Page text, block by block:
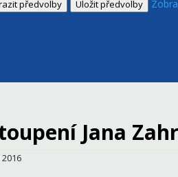
předvolby Uložit předvolby
Jana